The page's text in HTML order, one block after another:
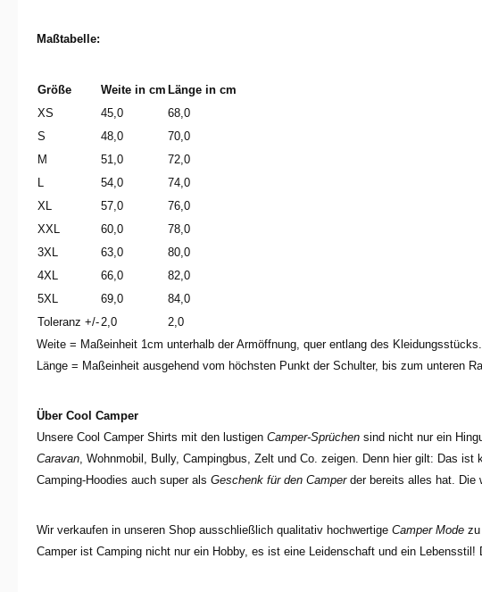
Maßtabelle:
Größe Weite in cm Länge in cm
XS
45,0
68,0
S
48,0
70,0
M
51,0
72,0
L
54,0
74,0
XL
57,0
76,0
XXL
60,0
78,0
3XL
63,0
80,0
4XL
66,0
82,0
5XL
69,0
84,0
Toleranz +/-2,0
2,0
Weite = Maßeinheit 1cm unterhalb der Armöffnung, quer entlang des Kleidungsstücks.
Länge = Maßeinheit ausgehend vom höchsten Punkt der Schulter, bis zum unteren
Über Cool Camper
Unsere Cool Camper Shirts mit den lustigen Camper-Sprüchen sind nicht nur ein
Caravan, Wohnmobil, Bully, Campingbus, Zelt und Co. zeigen. Denn hier gilt: Das ist
Camping-Hoodies auch super als Geschenk für den Camperder bereits alles hat. Die
Wir verkaufen in unseren Shop ausschließlich qualitativ hochwertige Camper Mode
Camper ist Camping nicht nur ein Hobby, es ist eine Leidenschaft und ein